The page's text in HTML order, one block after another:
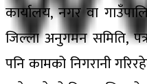
कार्यालय, नगर वा
जिल्ला अनुगमन समिति,
पनि कामको निगरानी